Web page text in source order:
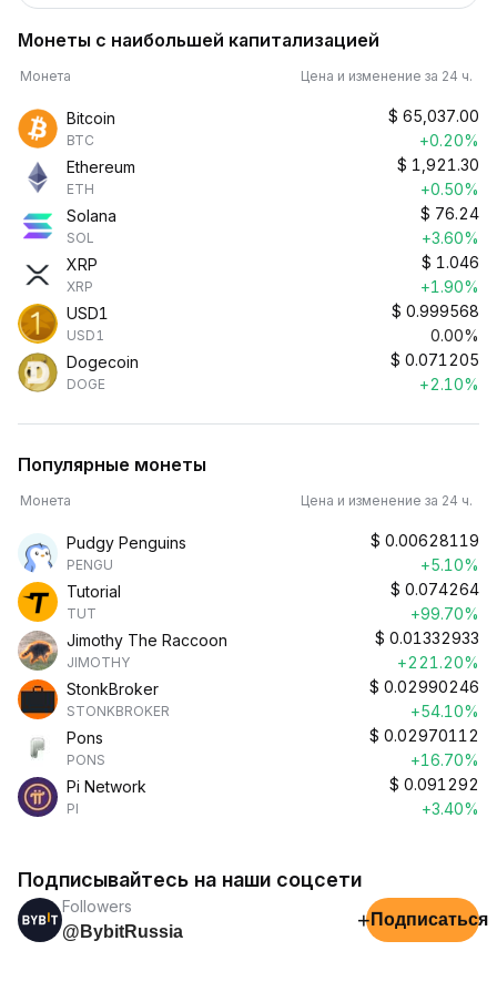
Монеты с наибольшей капитализацией
Монета Цена и изменение за 24 ч.
Bitcoin
BTC
$ 65,037.00
+0.20%
Ethereum
ETH
$ 1,921.30
+0.50%
Solana
SOL
$ 76.24
+3.60%
XRP
XRP
$ 1.046
+1.90%
USD1
USD1
$ 0.999568
0.00%
Dogecoin
DOGE
$ 0.071205
+2.10%
Популярные монеты
Монета Цена и изменение за 24 ч.
Pudgy Penguins
PENGU
$ 0.00628119
+5.10%
Tutorial
TUT
$ 0.074264
+99.70%
Jimothy The Raccoon
JIMOTHY
$ 0.01332933
+221.20%
StonkBroker
STONKBROKER
$ 0.02990246
+54.10%
Pons
PONS
$ 0.02970112
+16.70%
Pi Network
PI
$ 0.091292
+3.40%
Подписывайтесь на наши соцсети
Followers
@BybitRussia
+ Подписаться